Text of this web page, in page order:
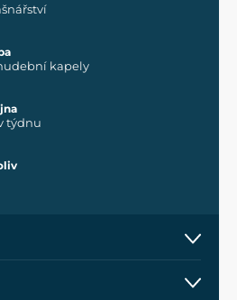
kapely
týdnu